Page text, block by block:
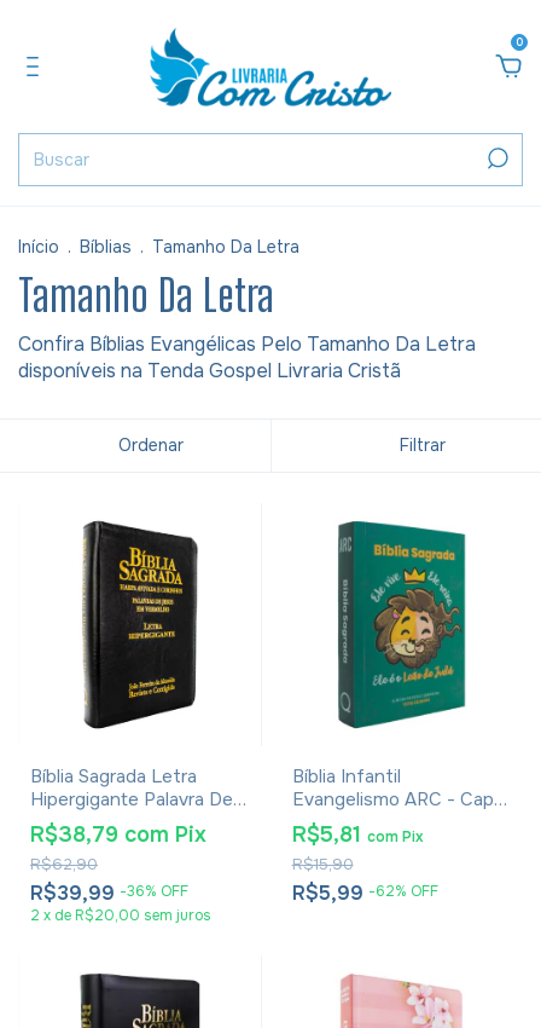
0
Início . Bíblias . Tamanho Da Letra
Tamanho Da Letra
Confira Bíblias Evangélicas Pelo Tamanho Da Letra
disponíveis na Tenda Gospel Livraria Cristã
Ordenar Filtrar
Bíblia Sagrada Letra
Hipergigante Palavra De
Jesus Em Vermelho Com
Harpa Zíper Preta
R$39,99 -36% OFF
R$62,90
R$38,79 com Pix
2 x de R$20,00 sem juros
Bíblia Infantil
Evangelismo ARC - Capa
Leão de Judá
R$5,99 -62% OFF
R$15,90
R$5,81 com Pix